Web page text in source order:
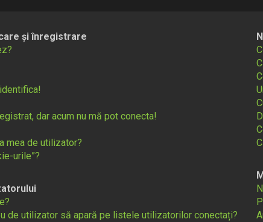
și înregistrare
dar acum nu mă pot conecta!
mea de utilizator?
urile”?
de utilizator să apară pe listele utilizatorilor conectați?